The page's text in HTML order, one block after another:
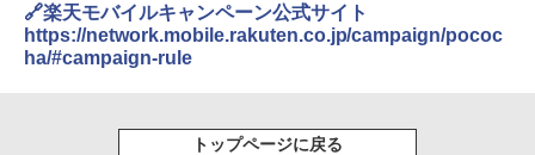
🔗楽天モバイルキャンペーン公式サイト
https://network.mobile.rakuten.co.jp/campaign/pococ
ha/#campaign-rule
トップページに戻る